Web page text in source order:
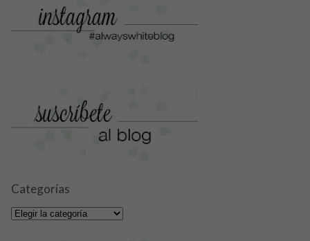
Categorías
Categorías